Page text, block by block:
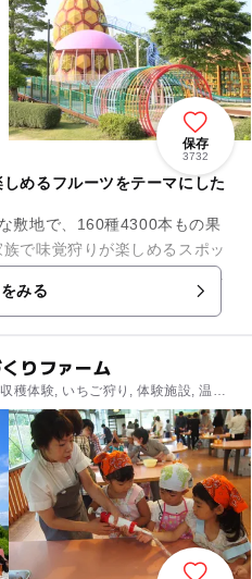
保存
3732
めるフルーツをテーマにした
敷地で、160種4300本もの果
で味覚狩りが楽しめるスポッ
す。ワイナリーや地ビールも
みる
りファーム
穫体験, いちご狩り, 体験施設, 温